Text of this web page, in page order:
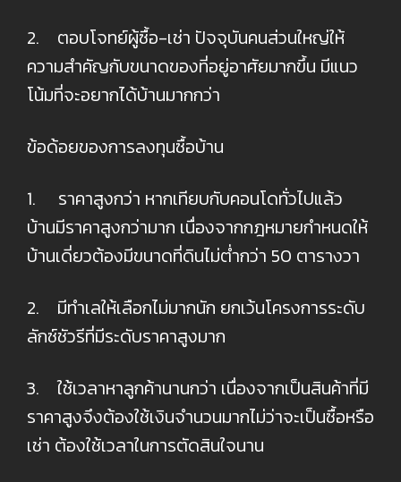
2. ตอบโจทย์ผู้ซื้อ-เช่า ปัจจุบันคนส่วนใหญ่ให้
ความสำคัญกับขนาดของที่อยู่อาศัยมากขึ้น มีแนว
โน้มที่จะอยากได้บ้านมากกว่า
ข้อด้อยของการลงทุนซื้อบ้าน
1. ราคาสูงกว่า หากเทียบกับคอนโดทั่วไปแล้ว
บ้านมีราคาสูงกว่ามาก เนื่องจากกฎหมายกำหนดให้
บ้านเดี่ยวต้องมีขนาดที่ดินไม่ต่ำกว่า 50 ตารางวา
2. มีทำเลให้เลือกไม่มากนัก ยกเว้นโครงการระดับ
ลักซ์ชัวรีที่มีระดับราคาสูงมาก
3. ใช้เวลาหาลูกค้านานกว่า เนื่องจากเป็นสินค้าที่มี
ราคาสูงจึงต้องใช้เงินจำนวนมากไม่ว่าจะเป็นซื้อหรือ
เช่า ต้องใช้เวลาในการตัดสินใจนาน